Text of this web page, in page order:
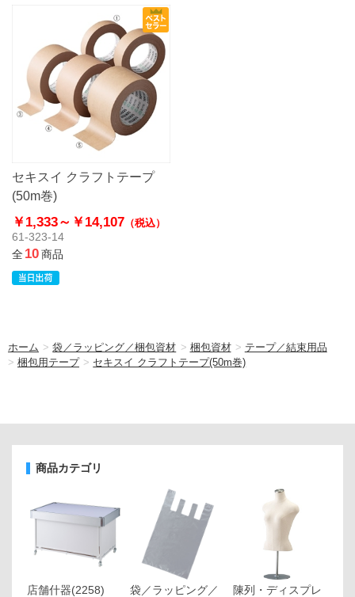
セキスイ クラフトテープ
(50m巻)
￥1,333～ ￥14,107 （税込）
61-323-14
全10商品
ホーム >袋／ラッピング／梱包資材 > 梱包資材 > テープ／結束用品
> 梱包用テープ > セキスイ クラフトテープ(50m巻)
商品カテゴリ
店舗什器(2258)
袋／ラッピング／
陳列・ディスプレ